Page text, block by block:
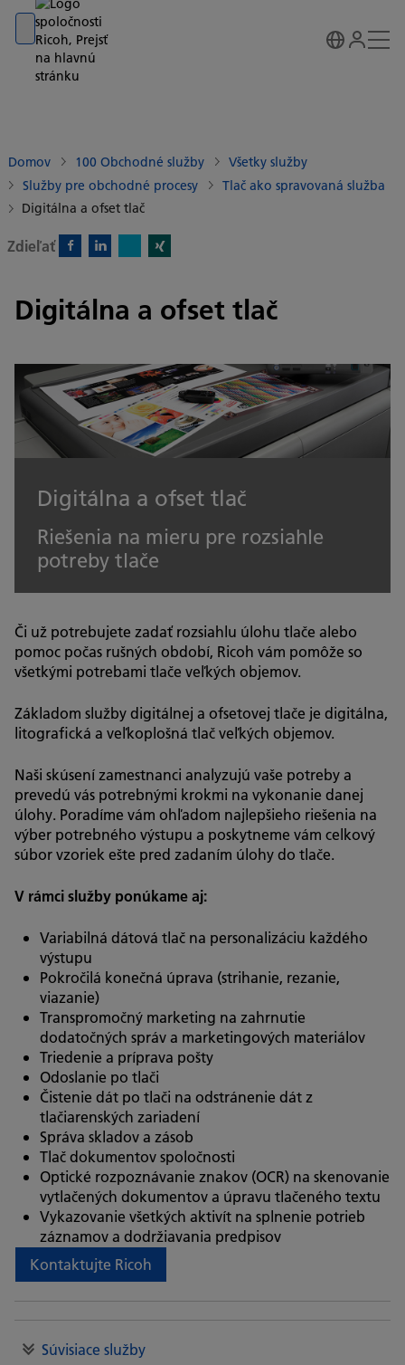
Go to banner
Go to content
Go to footer
Domov 100 Obchodné služby
Všetky služby
Služby pre obchodné procesy
Tlač ako spravovaná služba
Digitálna a ofset tlač
Zdieľať
Digitálna a ofset tlač
Digitálna a ofset tlač
Riešenia na mieru pre rozsiahle
potreby tlače
Či už potrebujete zadať rozsiahlu úlohu tlače alebo
pomoc počas rušných období, Ricoh vám pomôže so
všetkými potrebami tlače veľkých objemov.
Základom služby digitálnej a ofsetovej tlače je digitálna,
litografická a veľkoplošná tlač veľkých objemov.
Naši skúsení zamestnanci analyzujú vaše potreby a
prevedú vás potrebnými krokmi na vykonanie danej
úlohy. Poradíme vám ohľadom najlepšieho riešenia na
výber potrebného výstupu a poskytneme vám celkový
súbor vzoriek ešte pred zadaním úlohy do tlače.
V rámci služby ponúkame aj:
Variabilná dátová tlač na personalizáciu každého
výstupu
Pokročilá konečná úprava (strihanie, rezanie,
viazanie)
Transpromočný marketing na zahrnutie
dodatočných správ a marketingových materiálov
Triedenie a príprava pošty
Odoslanie po tlači
Čistenie dát po tlači na odstránenie dát z
tlačiarenských zariadení
Správa skladov a zásob
Tlač dokumentov spoločnosti
Optické rozpoznávanie znakov (OCR) na skenovanie
vytlačených dokumentov a úpravu tlačeného textu
Vykazovanie všetkých aktivít na splnenie potrieb
záznamov a dodržiavania predpisov
Kontaktujte Ricoh
Súvisiace služby